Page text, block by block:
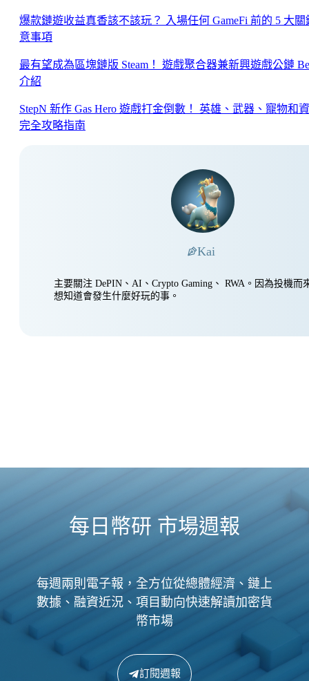
爆款鏈遊收益真香該不該玩？ 入場任何 GameFi 前的 5 大關
意事項
最有望成為區塊鏈版 Steam！ 遊戲聚合器兼新興遊戲公鏈
介紹
StepN 新作 Gas Hero 遊戲打金倒數！ 英雄、武器、寵物和
完全攻略指南
Kai
主要關注 DePIN、AI、Crypto Gaming、 RWA。因為投機而
想知道會發生什麼好玩的事。
每日幣研 市場週報
每週兩則電子報，全方位從總體經濟、鏈上
數據、融資近況、項目動向快速解讀加密貨
幣市場
訂閱週報